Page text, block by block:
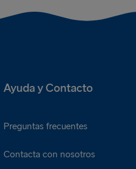
Ayuda y Contacto
Preguntas frecuentes
Contacta con nosotros